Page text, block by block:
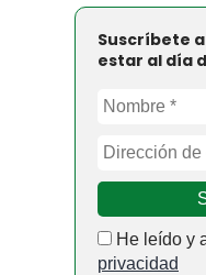
Suscríbete
estar al día
He leído y
privacidad